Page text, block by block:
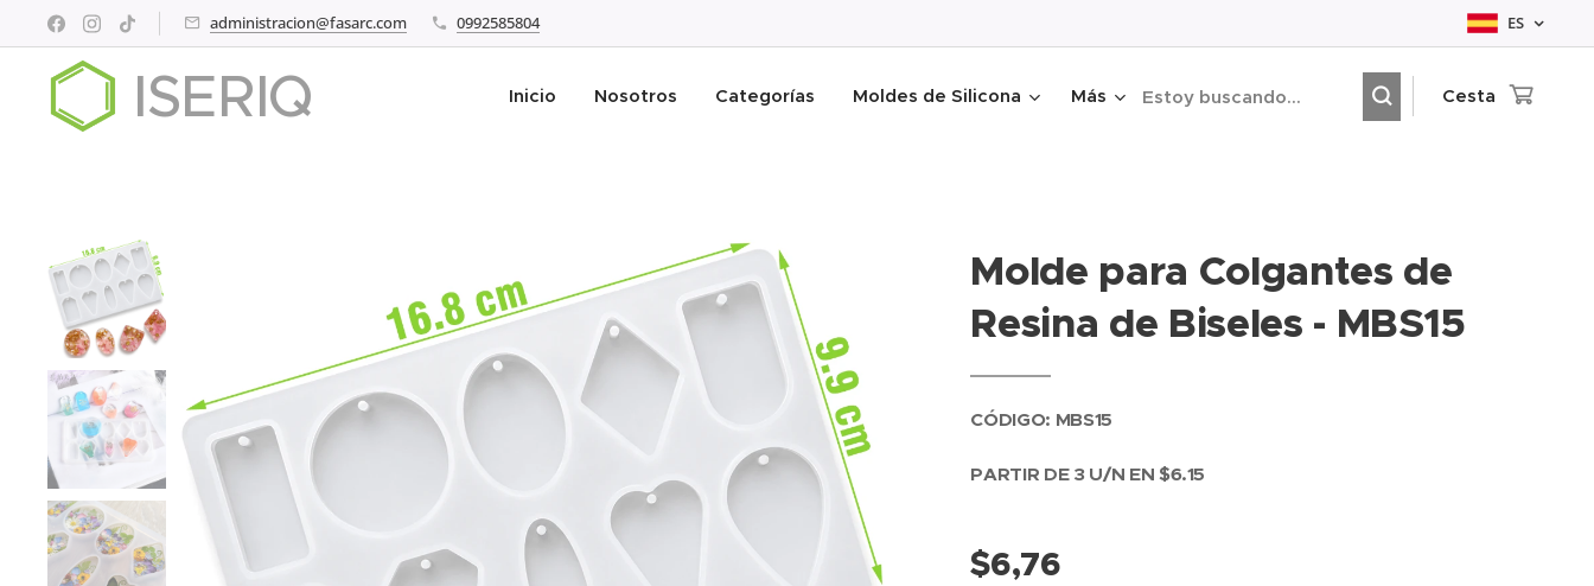
administracion@fasarc.com 0992585804 ES
ISERIQ Inicio Nosotros Categorías Moldes de Silicona Más Cesta
Molde para Colgantes de
Resina de Biseles - MBS15
CÓDIGO: MBS15
PARTIR DE 3 U/N EN $6.15
$6,76